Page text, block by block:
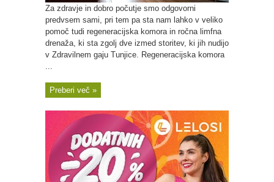
Za zdravje in dobro počutje smo odgovorni
predvsem sami, pri tem pa sta nam lahko v veliko
pomoč tudi regeneracijska komora in ročna limfna
drenaža, ki sta zgolj dve izmed storitev, ki jih nudijo
v Zdravilnem gaju Tunjice. Regeneracijska komora
...
Preberi več »